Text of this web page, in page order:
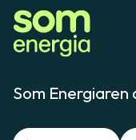
Som Energiaren